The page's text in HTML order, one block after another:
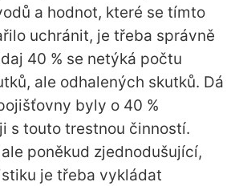
a hodnot, které se tímto
uchránit, je třeba správně
40 % se netýká počtu
ale odhalených skutků. Dá
byly o 40 %
s touto trestnou činností.
poněkud zjednodušující,
je třeba vykládat